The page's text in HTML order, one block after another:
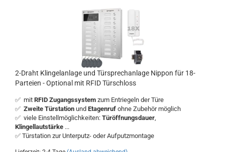
2-Draht Klingelanlage und Türsprechanlage Nippon für 18-
Parteien - Optional mit RFID Türschloss
✅ mit RFID Zugangssystem zum Entriegeln der Türe
✅ Zweite Türstation und Etagenruf ohne Zubehör möglich
✅ viele Einstellmöglichkeiten: Türöffnungsdauer,
Klingellautstärke ...
✅ Türstation zur Unterputz- oder Aufputzmontage